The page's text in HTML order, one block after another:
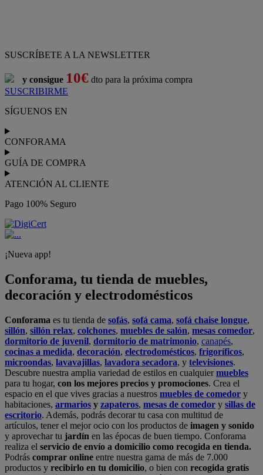
SUSCRÍBETE A LA NEWSLETTER
y consigue 10€ dto para la próxima compra
SUSCRIBIRME
SÍGUENOS EN
CONFORAMA
GUÍA DE COMPRA
ATENCIÓN AL CLIENTE
Pago 100% Seguro
¡Nueva app!
Conforama, tu tienda de muebles,
decoración y electrodomésticos
Conforama es tu tienda de sofás, sofá cama, sofá chaise longue,
sillón, sillón relax, colchones, muebles de salón, mesas comedor,
dormitorio de juvenil, dormitorio de matrimonio, canapés,
cocinas a medida, decoración, electrodomésticos, frigoríficos,
microondas, lavavajillas, lavadora secadora, y televisiones.
Descubre nuestra amplia variedad de estilos en cualquiermuebles
para tu hogar, con los mejores precios y promociones. Crea el
espacio en el que vives gracias a nuestros muebles de comedor y
habitaciones, armarios y zapateros, mesas de comedor y sillas de
escritorio. Además, podrás decorar tu casa con multitud de
artículos, tener el mejor ocio con los productos de imagen y sonido
y aprovechar tu jardín en las épocas de buen tiempo. Conforama
realiza el servicio de envío a domicilio como recogida en tienda.
Podrás comprar online entre nuestra gama de más de 7.000
productos y recibirlo en tu domicilio, o bien con recogida gratis